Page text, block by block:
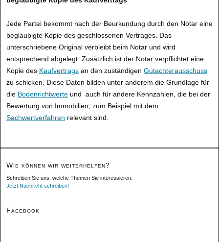
Jede Partei bekommt nach der Beurkundung durch den Notar eine
beglaubigte Kopie des geschlossenen Vertrages. Das
unterschriebene Original verbleibt beim Notar und wird
entsprechend abgelegt. Zusätzlich ist der Notar verpflichtet eine
Kopie des Kaufvertrags an den zuständigen Gutachterausschuss
zu schicken. Diese Daten bilden unter anderem die Grundlage für
die Bodenrichtwerte und auch für andere Kennzahlen, die bei der
Bewertung von Immobilien, zum Beispiel mit dem
Sachwertverfahren relevant sind.
Wie können wir weiterhelfen?
Schreiben Sie uns, welche Themen Sie interessieren.
Jetzt Nachricht schreiben!
Facebook